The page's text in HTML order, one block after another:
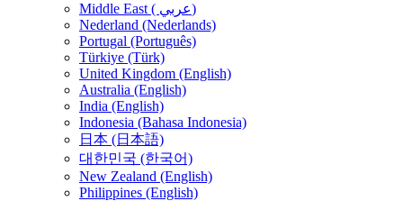
Middle East ( عربي)
Nederland (Nederlands)
Portugal (Português)
Türkiye (Türk)
United Kingdom (English)
Australia (English)
India (English)
Indonesia (Bahasa Indonesia)
日本 (日本語)
대한민국 (한국어)
New Zealand (English)
Philippines (English)